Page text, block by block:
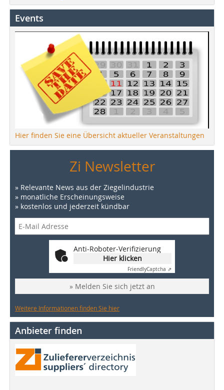
Events
Hier finden Sie eine Übersicht aktueller Veranstaltungen
Zi Newsletter
» Relevante News aus der Ziegelindustrie
» monatliche Erscheinungsweise
» kostenlos und jederzeit kündbar
Anti-Roboter-Verifizierung
Hier klicken
FriendlyCaptcha ⇗
» Melden Sie sich jetzt an
Weitere Informationen finden Sie hier
Anbieter finden